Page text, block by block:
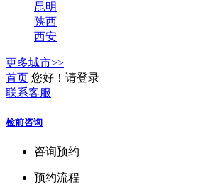
昆明
陕西
西安
更多城市>>
首页 您好！请登录
联系客服
检前咨询
咨询预约
预约流程